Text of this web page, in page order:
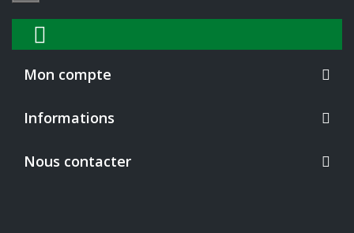
Mon compte
Informations
Nous contacter